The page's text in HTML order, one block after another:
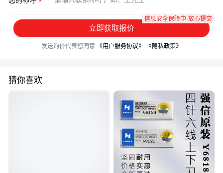
立即获取报价
信息安全保障中·放心提交
发送询价代表您同意 《用户服务协议》 《隐私政策》
猜你喜欢